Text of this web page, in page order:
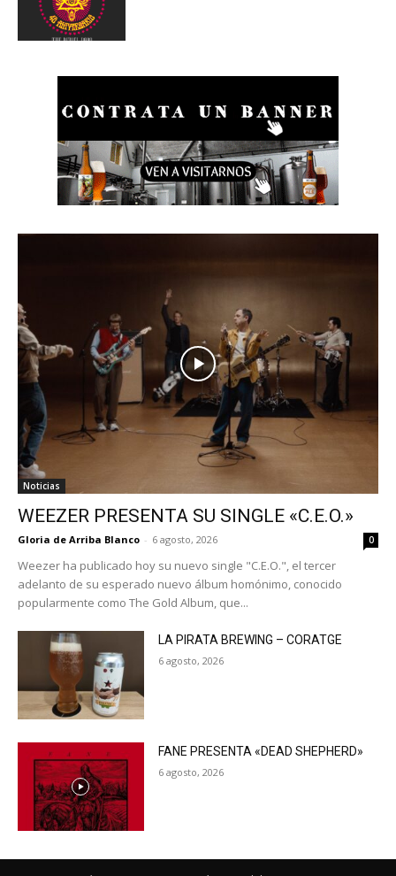
Noticias
WEEZER PRESENTA SU SINGLE «C.E.O.»
Gloria de Arriba Blanco - 6 agosto, 2026 0
Weezer ha publicado hoy su nuevo single "C.E.O.", el tercer
adelanto de su esperado nuevo álbum homónimo, conocido
popularmente como The Gold Album, que...
LA PIRATA BREWING – CORATGE
6 agosto, 2026
FANE PRESENTA «DEAD SHEPHERD»
6 agosto, 2026